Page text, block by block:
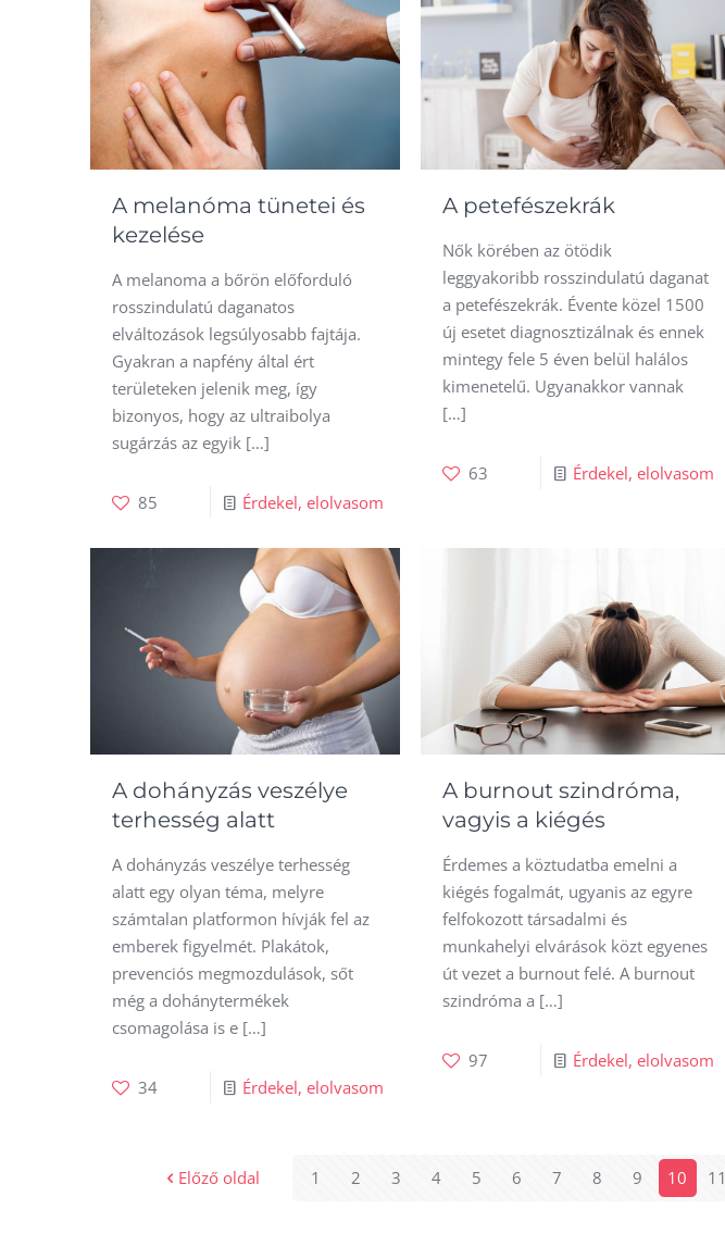
A melanóma tünetei és
kezelése
A melanoma a bőrön előforduló
rosszindulatú daganatos
elváltozások legsúlyosabb fajtája.
Gyakran a napfény által ért
területeken jelenik meg, így
bizonyos, hogy az ultraibolya
sugárzás az egyik […]
85 Érdekel, elolvasom
A petefészekrák
Nők körében az ötödik
leggyakoribb rosszindulatú daganat
a petefészekrák. Évente közel 1500
új esetet diagnosztizálnak és ennek
mintegy fele 5 éven belül halálos
kimenetelű. Ugyanakkor vannak
[…]
63 Érdekel, elolvasom
A dohányzás veszélye
terhesség alatt
A dohányzás veszélye terhesség
alatt egy olyan téma, melyre
számtalan platformon hívják fel az
emberek figyelmét. Plakátok,
prevenciós megmozdulások, sőt
még a dohánytermékek
csomagolása is e […]
34 Érdekel, elolvasom
A burnout szindróma,
vagyis a kiégés
Érdemes a köztudatba emelni a
kiégés fogalmát, ugyanis az egyre
felfokozott társadalmi és
munkahelyi elvárások közt egyenes
út vezet a burnout felé. A burnout
szindróma a […]
97 Érdekel, elolvasom
Előző oldal 1 2 3 4 5 6 7 8 9 10 11